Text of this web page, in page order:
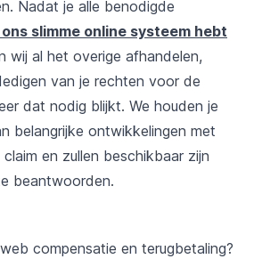
Nadat je alle benodigde
slimme online systeem hebt
wij al het overige afhandelen,
van je rechten voor de
dat nodig blijkt. We houden je
belangrijke ontwikkelingen met
en zullen beschikbaar zijn
beantwoorden.
compensatie en terugbetaling?